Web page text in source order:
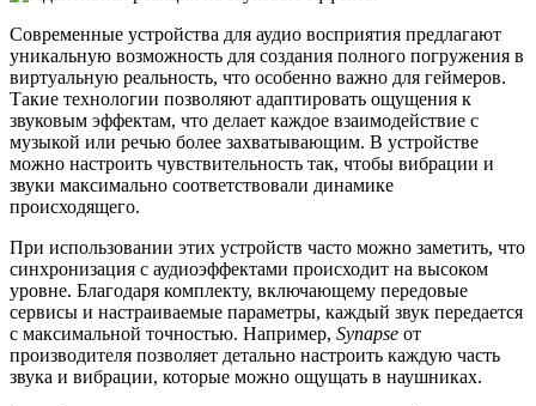
Современные устройства для аудио восприятия предлагают
уникальную возможность для создания полного погружения в
виртуальную реальность, что особенно важно для геймеров.
Такие технологии позволяют адаптировать ощущения к
звуковым эффектам, что делает каждое взаимодействие с
музыкой или речью более захватывающим. В устройстве
можно настроить чувствительность так, чтобы вибрации и
звуки максимально соответствовали динамике
происходящего.
При использовании этих устройств часто можно заметить, что
синхронизация с аудиоэффектами происходит на высоком
уровне. Благодаря комплекту, включающему передовые
сервисы и настраиваемые параметры, каждый звук передается
с максимальной точностью. Например, Synapse от
производителя позволяет детально настроить каждую часть
звука и вибрации, которые можно ощущать в наушниках.